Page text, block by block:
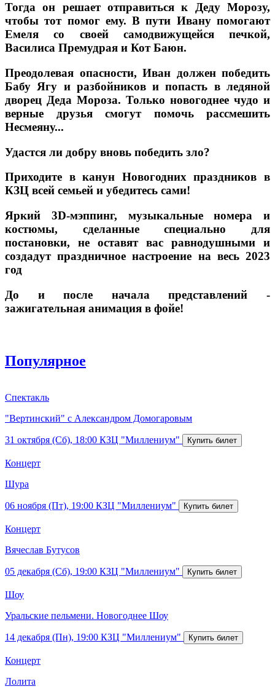
Тогда он решает отправиться к Деду Морозу,
чтобы тот помог ему. В пути Ивану помогают
Емеля со своей самодвижущейся печкой,
Василиса Премудрая и Кот Баюн.
Преодолевая опасности, Иван должен победить
Бабу Ягу и разбойников и попасть в ледяной
дворец Деда Мороза. Только новогоднее чудо и
верные друзья смогут помочь рассмешить
Несмеяну...
Удастся ли добру вновь победить зло?
Приходите в канун Новогодних праздников в
КЗЦ всей семьей и убедитесь сами!
Яркий 3D-мэппинг, музыкальные номера и
костюмы, сделанные специально для
постановки, не оставят вас равнодушными и
создадут праздничное настроение на весь 2023
год
До и после начала представлений -
зажигательная анимация в фойе!
Популярное
Спектакль
"Вертинский" с Александром Домогаровым
31 октября (Сб), 18:00 КЗЦ "Миллениум"
Концерт
Шура
06 ноября (Пт), 19:00 КЗЦ "Миллениум"
Концерт
Вячеслав Бутусов
05 декабря (Сб), 19:00 КЗЦ "Миллениум"
Шоу
Уральские пельмени. Новогоднее Шоу
14 декабря (Пн), 19:00 КЗЦ "Миллениум"
Концерт
Лолита